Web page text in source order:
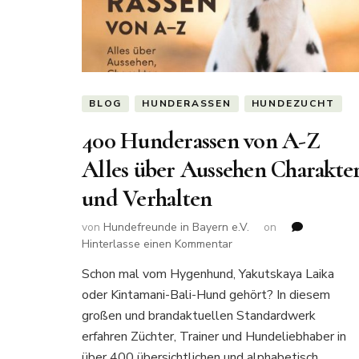
BLOG HUNDERASSEN HUNDEZUCHT
400 Hunderassen von A-Z
Alles über Aussehen
und Verhalten
von Hundefreunde in Bayern e.V.
on
Hinterlasse einen Kommentarzu
Hunderassen
von
A-
Alles
Schon mal vom Hygenhund, Yakutskaya Laika
oder Kintamani-Bali-Hund gehört? In diesem
großen und brandaktuellen Standardwerk
erfahren Züchter, Trainer und Hundeliebhaber in